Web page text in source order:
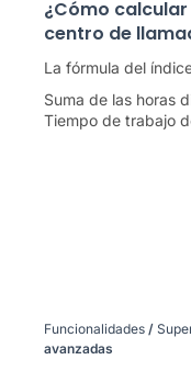
¿Cómo
centro de
La fórmula del
Suma de las horas
Tiempo de trabajo
Funcionalidades /
avanzadas